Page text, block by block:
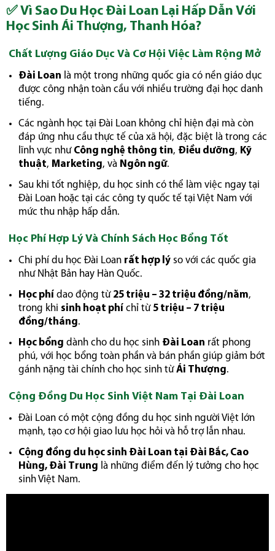
✅Vì Sao Du Học Đài Loan Lại Hấp Dẫn Với
Học Sinh Ái Thượng, Thanh Hóa?
Chất Lượng Giáo Dục Và Cơ Hội Việc Làm Rộng Mở
Đài Loan là một trong những quốc gia có nền giáo dục
được công nhận toàn cầu với nhiều trường đại học danh
tiếng.
Các ngành học tại Đài Loan không chỉ hiện đại mà còn
đáp ứng nhu cầu thực tế của xã hội, đặc biệt là trong các
lĩnh vực như Công nghệ thông tin, Điều dưỡng, Kỹ
thuật, Marketing, và Ngôn ngữ.
Sau khi tốt nghiệp, du học sinh có thể làm việc ngay tại
Đài Loan hoặc tại các công ty quốc tế tại Việt Nam với
mức thu nhập hấp dẫn.
Học Phí Hợp Lý Và Chính Sách Học Bổng Tốt
Chi phí du học Đài Loan rất hợp lý so với các quốc gia
như Nhật Bản hay Hàn Quốc.
Học phí dao động từ 25 triệu – 32 triệu đồng/năm,
trong khi sinh hoạt phí chỉ từ 5 triệu – 7 triệu
đồng/tháng.
Học bổng dành cho du học sinh Đài Loan rất phong
phú, với học bổng toàn phần và bán phần giúp giảm bớt
gánh nặng tài chính cho học sinh từÁi Thượng.
Cộng Đồng Du Học Sinh Việt Nam Tại Đài Loan
Đài Loan có một cộng đồng du học sinh người Việt lớn
mạnh, tạo cơ hội giao lưu học hỏi và hỗ trợ lẫn nhau.
Cộng đồng du học sinh Đài Loan tại Đài Bắc, Cao
Hùng, Đài Trung là những điểm đến lý tưởng cho học
sinh Việt Nam.